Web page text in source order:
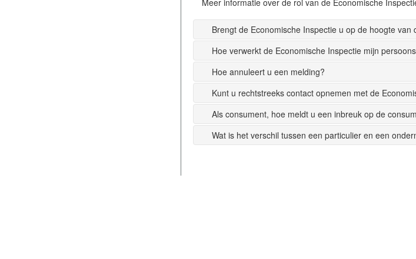
Meer informatie over de rol van de Economische
Brengt de Economische Inspectie u op de hoogte
Hoe verwerkt de Economische Inspectie mijn
Hoe annuleert u een melding?
Kunt u rechtstreeks contact opnemen met de
Als consument, hoe meldt u een inbreuk op de
Wat is het verschil tussen een particulier en een